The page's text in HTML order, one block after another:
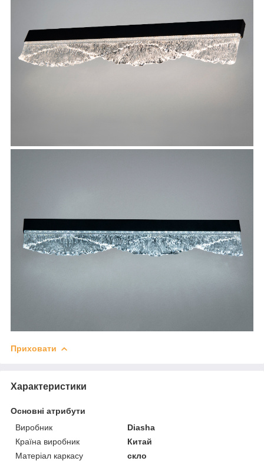
Приховати
Характеристики
Основні атрибути
Виробник
Diasha
Країна виробник
Китай
Матеріал каркасу
скло